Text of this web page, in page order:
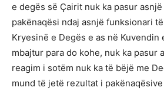
e degës së Çairit nuk ka pasur
pakënaqësi ndaj asnjë funksionari
Kryesinë e Degës e as në Kuvendin
mbajtur para do kohe, nuk ka pasur
reagim i sotëm nuk ka të bëjë me
mund të jetë rezultat i